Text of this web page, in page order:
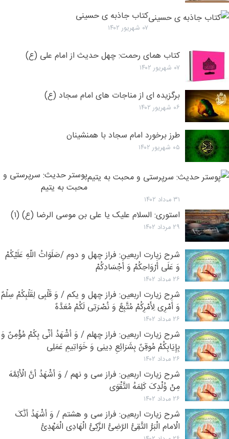
کتاب جاذبه ی حسینی
۰۷ شهریور ۱۴۰۲
کتاب همای رحمت: چهل حدیث از امام علی (ع)
۰۷ شهریور ۱۴۰۲
برگزیده ای از مناجات های امام سجاد (ع)
۰۶ شهریور ۱۴۰۲
طرز برخورد امام سجاد با همنشینان
۰۵ شهریور ۱۴۰۲
پوستر حدیث: سرپرستی و
محبت به یتیم
۳۱ مرداد ۱۴۰۲
استوری: السلام علیک یا علی بن موسی الرضا (ع) (۱)
۲۹ مرداد ۱۴۰۲
شرح زیارت اربعین: فراز چهل و دوم /صَلَوَاتُ اللَّهِ عَلَیْکُمْ
وَ عَلَی أَرْوَاحِکُمْ وَ أَجْسَادِکُمْ
۲۶ مرداد ۱۴۰۲
شرح زیارت اربعین: فراز چهل و یکم / وَ قَلْبِی لِقَلْبِکُمْ سِلْمٌ
وَ أَمْرِی لِأَمْرِکُمْ مُتَّبِعٌ وَ نُصْرَتِی لَکُمْ مُعَدَّهٌ
۲۶ مرداد ۱۴۰۲
شرح زیارت اربعین: فراز چهلم / وَ أَشْهَدُ أَنِّی بِکُمْ مُؤْمِنٌ وَ
بِإِیَابِکُمْ مُوقِنٌ بِشَرَائِعِ دِینِی وَ خَوَاتِیمِ عَمَلِی
۲۶ مرداد ۱۴۰۲
شرح زیارت اربعین: فراز سی و نهم / وَ أَشْهَدُ أَنَّ الْأَئِمَّهَ
مِنْ وُلْدِکَ کَلِمَهُ التَّقْوَی
۲۶ مرداد ۱۴۰۲
شرح زیارت اربعین: فراز سی و هشتم / وَ أَشْهَدُ أَنَّکَ
الْامام الْبَرُّ التَّقِیُّ الرَّضِیُّ الزَّکِیُّ الْهَادِی الْمَهْدِیُّ